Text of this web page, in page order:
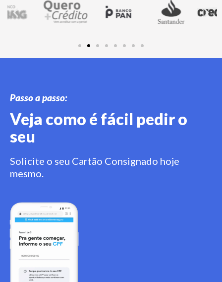
Passo a passo:
Veja como é fácil pedir o
seu
Solicite o seu Cartão Consignado hoje
mesmo.